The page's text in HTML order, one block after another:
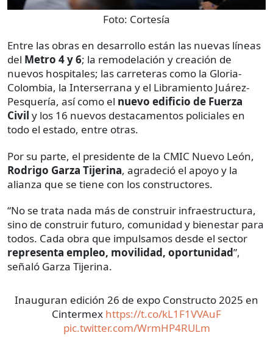
Foto: Cortesía
Entre las obras en desarrollo están las nuevas líneas
del Metro 4 y 6; la remodelación y creación de
nuevos hospitales; las carreteras como la Gloria-
Colombia, la Interserrana y el Libramiento Juárez-
Pesquería, así como el nuevo edificio de Fuerza
Civil y los 16 nuevos destacamentos policiales en
todo el estado, entre otras.
Por su parte, el presidente de la CMIC Nuevo León,
Rodrigo Garza Tijerina, agradeció el apoyo y la
alianza que se tiene con los constructores.
“No se trata nada más de construir infraestructura,
sino de construir futuro, comunidad y bienestar para
todos. Cada obra que impulsamos desde el sector
representa empleo, movilidad, oportunidad”,
señaló Garza Tijerina.
Inauguran edición 26 de expo Constructo 2025 en
Cintermex https://t.co/kL1F1VVAuF
pic.twitter.com/WrmHP4RULm